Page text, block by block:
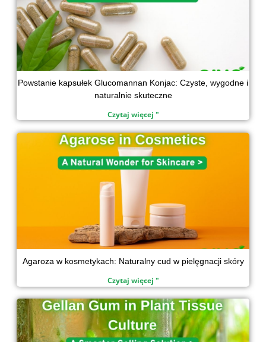
Powstanie kapsułek Glucomannan Konjac: Czyste, wygodne i
naturalnie skuteczne
Czytaj więcej "
Agaroza w kosmetykach: Naturalny cud w pielęgnacji skóry
Czytaj więcej "